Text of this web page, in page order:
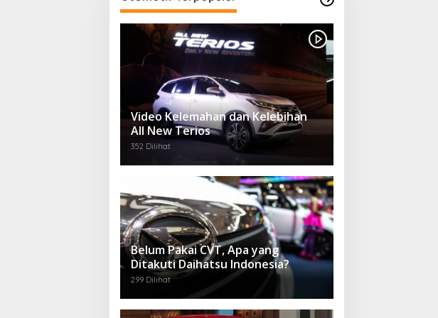
Video Kelemahan dan Kelebihan
All New Terios
352 Dilihat
Belum Pakai CVT, Apa yang
Ditakuti Daihatsu Indonesia?
299 Dilihat